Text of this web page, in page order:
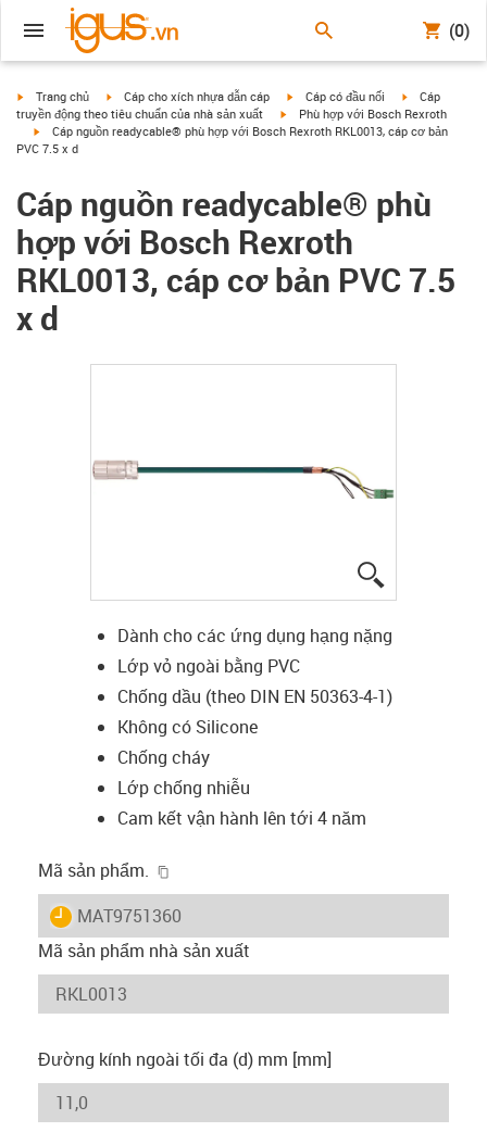
(0)
igus-icon-arrow-right
Trang chủ igus-icon-arrow-right
Cáp cho xích nhựa dẫn cáp igus-icon-arrow-right
Cáp có đầu nối igus-icon-
Cáp
truyền động theo tiêu chuẩn của nhà sản xuất
igus-icon-arrow-right
Phù hợp với Bosch Rexroth
igus-icon-arrow-right
Cáp nguồn readycable® phù hợp với Bosch Rexroth RKL0013, cáp cơ bản
PVC 7.5 x d
Cáp nguồn readycable® phù
hợp với Bosch Rexroth
RKL0013, cáp cơ bản PVC 7.5
x d
Dành cho các ứng dụng hạng nặng
Lớp vỏ ngoài bằng PVC
Chống dầu (theo DIN EN 50363-4-1)
Không có Silicone
Chống cháy
Lớp chống nhiễu
Cam kết vận hành lên tới 4 năm
Mã sản phẩm.
igus-icon-lieferzeit
MAT9751360
Mã sản phẩm nhà sản xuất
Đường kính ngoài tối đa (d) mm [mm]